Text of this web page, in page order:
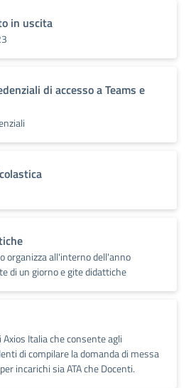
in uscita
di accesso a Teams e
organizza all'interno dell'anno
di un giorno e gite didattiche
Italia che consente agli
di compilare la domanda di messa
incarichi sia ATA che Docenti.